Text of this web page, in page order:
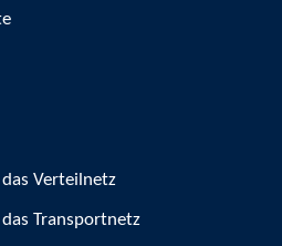
Verteilnetz
Transportnetz